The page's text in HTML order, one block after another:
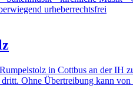
urheberrechtsfrei
in Cottbus an der IH
Ohne Übertreibung kann